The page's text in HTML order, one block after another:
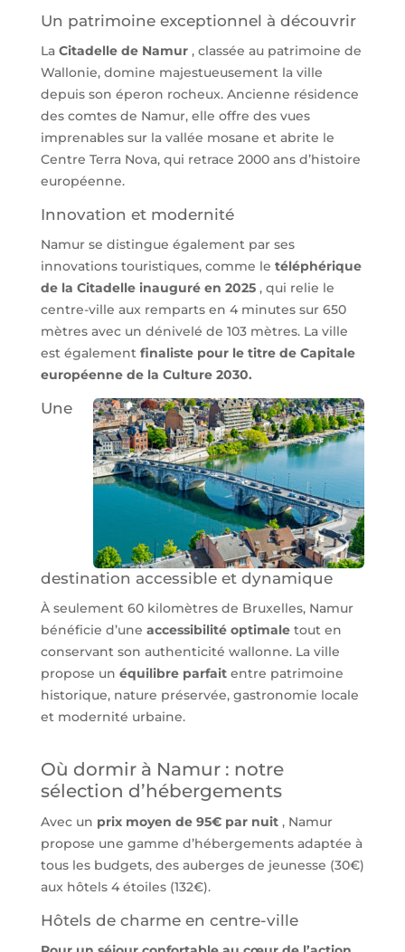
Un patrimoine exceptionnel à découvrir
La Citadelle de Namur, classée au patrimoine de
Wallonie, domine majestueusement la ville
depuis son éperon rocheux. Ancienne résidence
des comtes de Namur, elle offre des vues
imprenables sur la vallée mosane et abrite le
Centre Terra Nova, qui retrace 2000 ans d’histoire
européenne.
Innovation et modernité
Namur se distingue également par ses
innovations touristiques, comme le téléphérique
de la Citadelle inauguré en 2025, qui relie le
centre-ville aux remparts en 4 minutes sur 650
mètres avec un dénivelé de 103 mètres. La ville
est également finaliste pour le titre de Capitale
européenne de la Culture 2030.
Une
destination accessible et dynamique
À seulement 60 kilomètres de Bruxelles, Namur
bénéficie d’une accessibilité optimaletout en
conservant son authenticité wallonne. La ville
propose un équilibre parfaitentre patrimoine
historique, nature préservée, gastronomie locale
et modernité urbaine.
Où dormir à Namur : notre
sélection d’hébergements
Avec un prix moyen de 95€ par nuit, Namur
propose une gamme d’hébergements adaptée à
tous les budgets, des auberges de jeunesse (30€)
aux hôtels 4 étoiles (132€).
Hôtels de charme en centre-ville